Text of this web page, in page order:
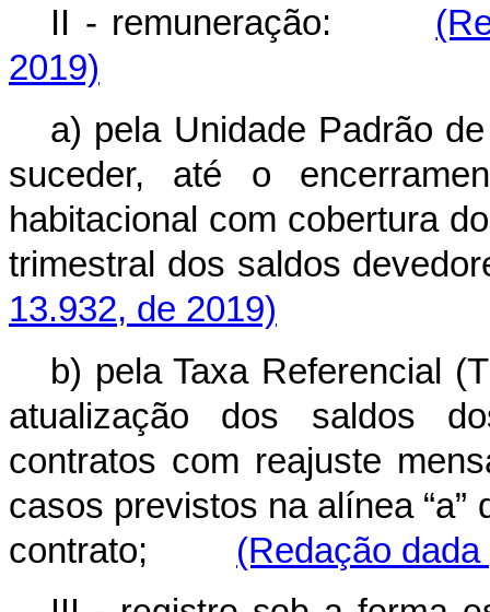
II - remuneração:
2019)
a) pela Unidade Padrão
suceder, até o
habitacional com cobertura
trimestral dos saldos
13.932, de 2019)
b) pela Taxa Referencial
atualização dos saldos
contratos com reajuste
casos previstos na alínea
contrato; (Redação